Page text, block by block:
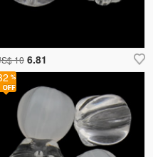
10 6.81